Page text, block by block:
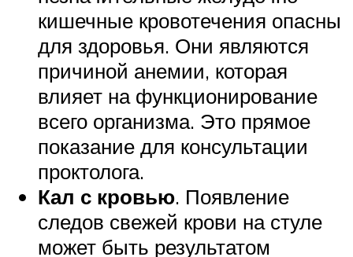
кишечные кровотечения опасны
для здоровья. Они являются
причиной анемии, которая
влияет на функционирование
всего организма. Это прямое
показание для консультации
проктолога.
Кал с кровью. Появление
следов свежей крови на стуле
может быть результатом